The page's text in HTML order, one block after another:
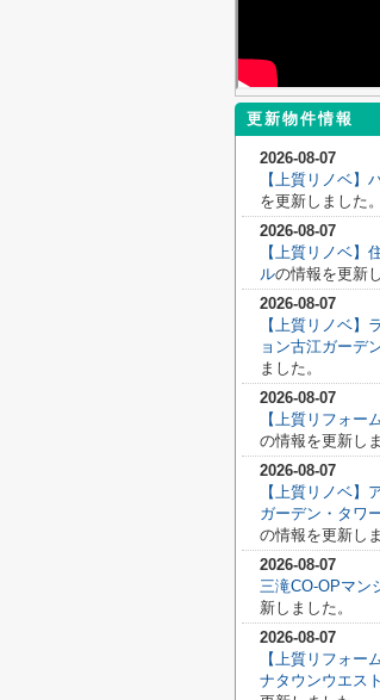
更新物件情報
2026-08-07
【上質リノベ】
を更新しました。
2026-08-07
【上質リノベ】
ルの情報を更新
2026-08-07
【上質リノベ】
ョン古江ガーデ
ました。
2026-08-07
【上質リフォー
の情報を更新し
2026-08-07
【上質リノベ】
ガーデン・タワ
の情報を更新し
2026-08-07
三滝CO-OPマン
新しました。
2026-08-07
【上質リフォー
ナタウンウエス